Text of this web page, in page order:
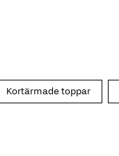
Kortärmade toppar